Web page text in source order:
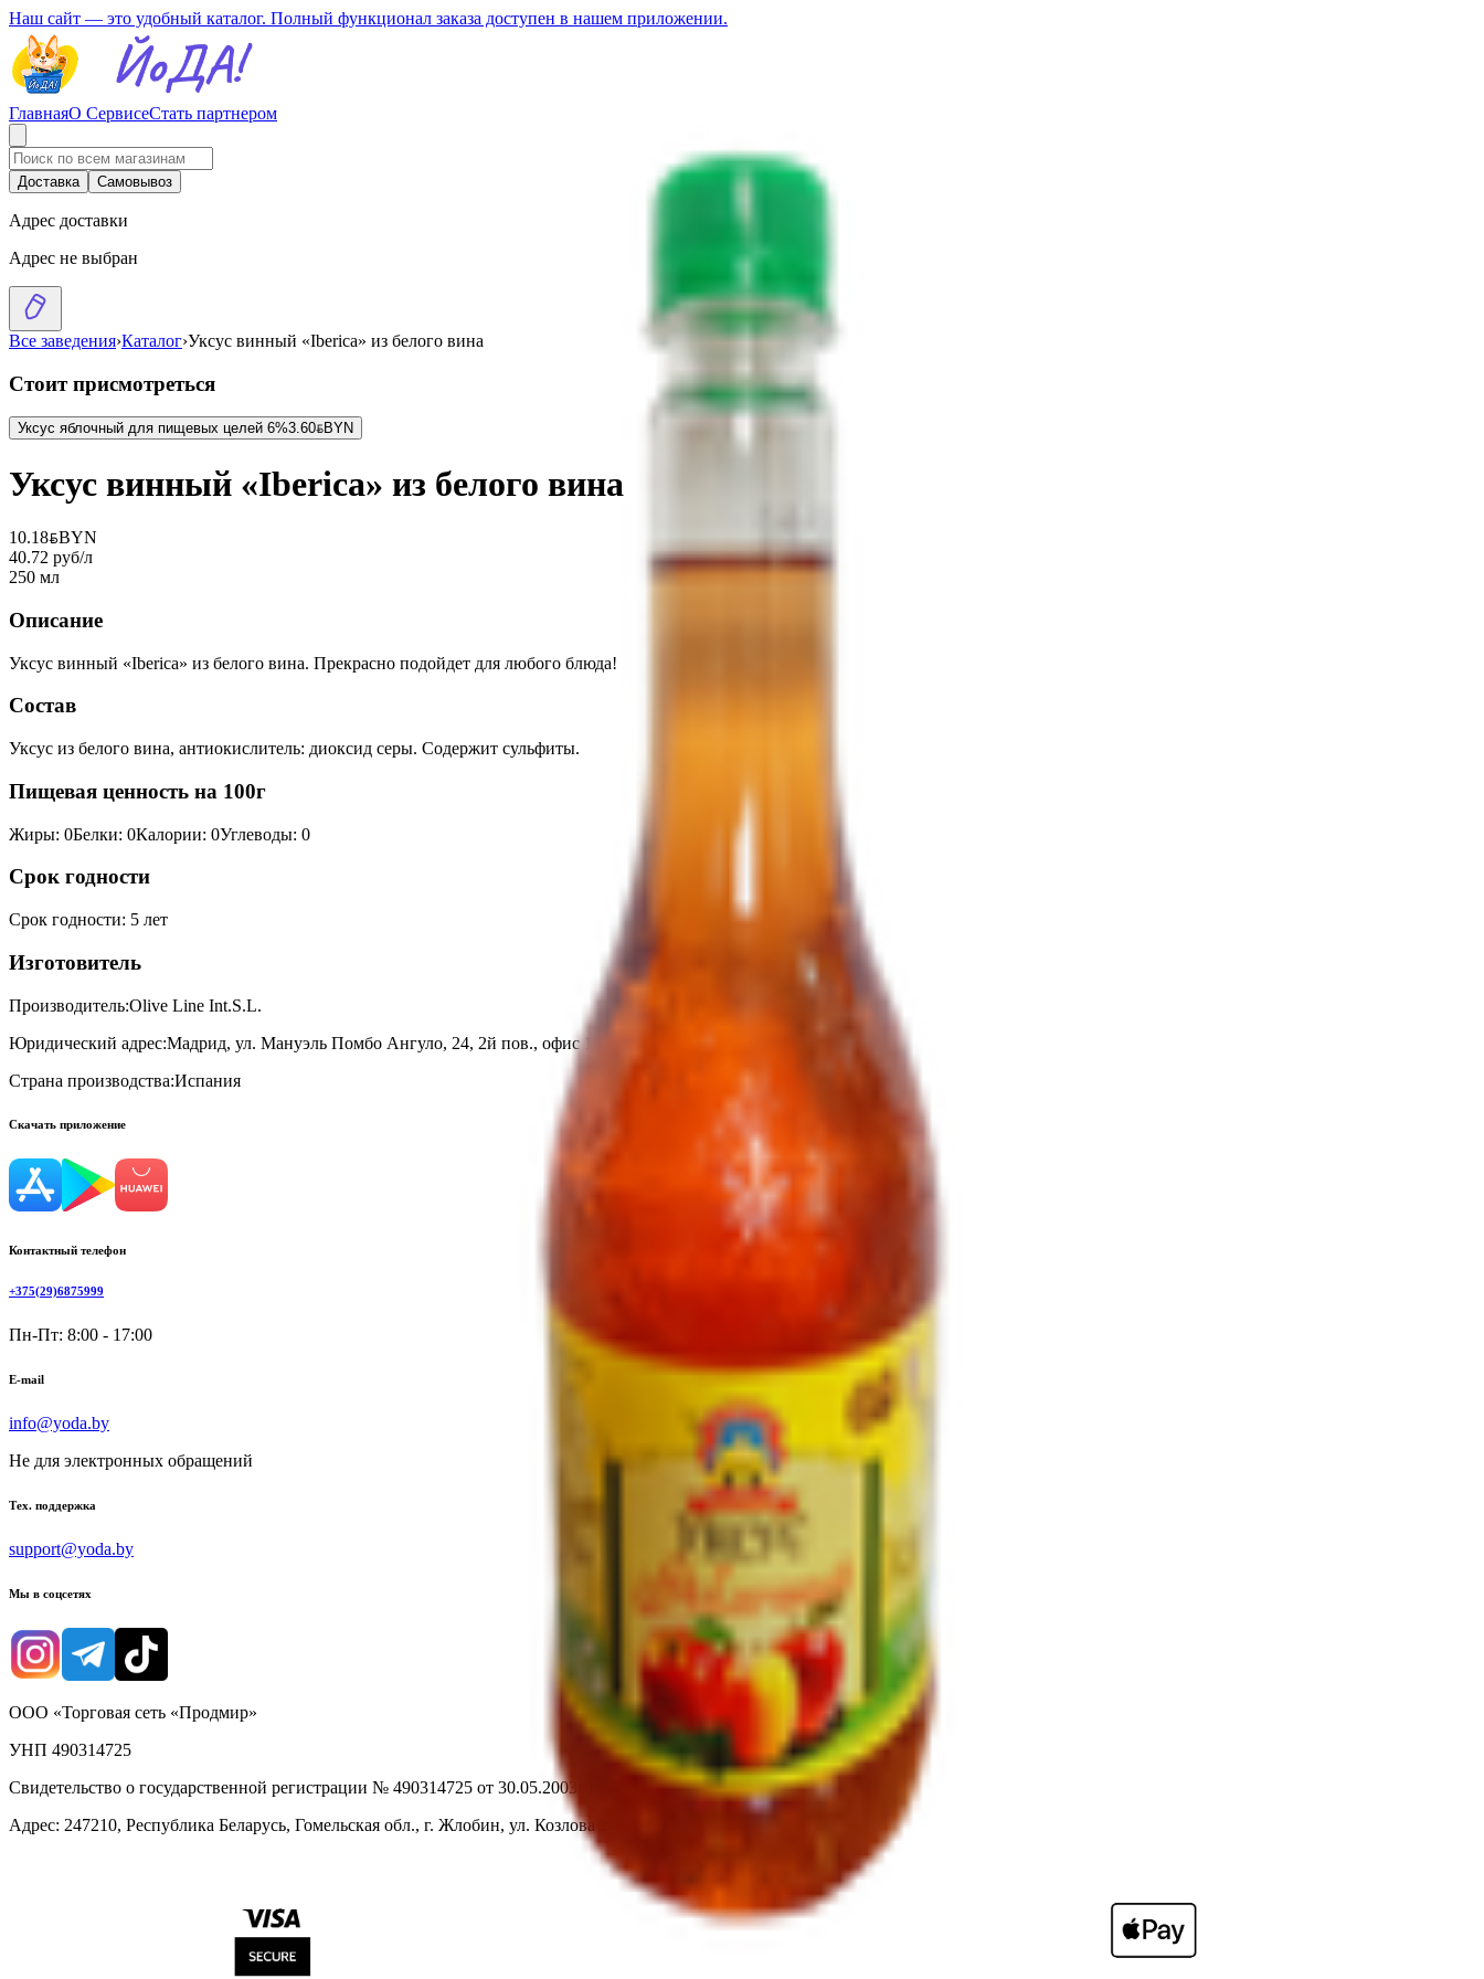
Наш сайт — это удобный каталог. Полный функционал заказа доступен в нашем приложении.
ГлавнаяО СервисеСтать партнером
Доставка Самовывоз
Адрес доставки
Адрес не выбран
Все заведения›Каталог›Уксус винный «Iberica» из белого вина
Стоит присмотреться
Уксус яблочный для пищевых целей 6%3.60BYNBYN
Уксус винный «Iberica» из белого вина
10.18BYNBYN
40.72 руб/л
250 мл
Описание
Уксус винный «Iberica» из белого вина. Прекрасно подойдет для любого блюда!
Состав
Уксус из белого вина, антиокислитель: диоксид серы. Содержит сульфиты.
Пищевая ценность на 100г
Жиры: 0Белки: 0Калории: 0Углеводы: 0
Срок годности
Срок годности: 5 лет
Изготовитель
Производитель:Olive Line Int.S.L.
Юридический адрес:Мадрид, ул. Мануэль Помбо Ангуло, 24, 2й пов., офис 13, Испания.
Страна производства:Испания
Скачать приложение
Контактный телефон
+375(29)6875999
Пн-Пт: 8:00 - 17:00
E-mail
info@yoda.by
Не для электронных обращений
Тех. поддержка
support@yoda.by
Мы в соцсетях
ООО «Торговая сеть «Продмир»
УНП 490314725
Свидетельство о государственной регистрации № 490314725 от 30.05.2003г выдано Гомельским облисполкомом
Адрес: 247210, Республика Беларусь, Гомельская обл., г. Жлобин, ул. Козлова 2-А